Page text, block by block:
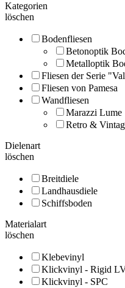
Kategorien
löschen
Bodenfliesen
Betonoptik
Metalloptik
Fliesen der Serie
Fliesen von Pamesa
Wandfliesen
Marazzi Lume
Retro &
Dielenart
löschen
Breitdiele
Landhausdiele
Schiffsboden
Materialart
löschen
Klebevinyl
Klickvinyl - Rigid
Klickvinyl - SPC